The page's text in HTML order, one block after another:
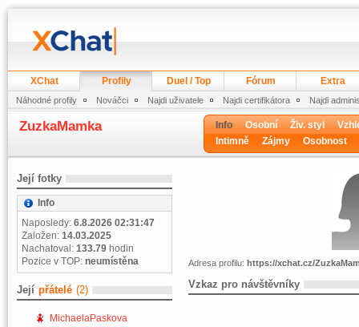
XChat Profily Duel / Top Fórum Extra
Náhodné profily Nováčci Najdi uživatele Najdi certifikátora Najdi
ZuzkaMamka Info Osobní Živ. styl
Intimně
Zájmy Osobnost
Její fotky
Info
Naposledy: 6.8.2026 02:31:47
Založen: 14.03.2025
Nachatoval: 133.79 hodin
Pozice v TOP: neumístěna
Její přátelé (2)
MichaelaPaskova
Adresa profilu: https://xchat.cz/
Vzkaz pro návštěvníky